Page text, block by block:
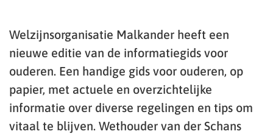
Welzijnsorganisatie Malkander heeft een
nieuwe editie van de informatiegids voor
ouderen. Een handige gids voor ouderen, op
papier, met actuele en overzichtelijke
informatie over diverse regelingen en tips om
vitaal te blijven. Wethouder van der Schans